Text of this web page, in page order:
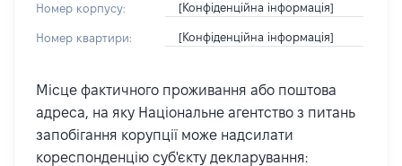
Номер корпусу: [Конфіденційна інформація]
Номер квартири: [Конфіденційна інформація]
Місце фактичного проживання або поштова
адреса, на яку Національне агентство з питань
запобігання корупції може надсилати
кореспонденцію суб'єкту декларування: